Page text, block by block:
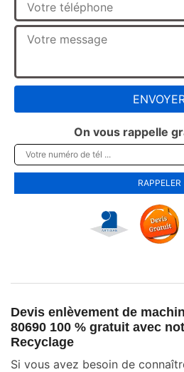
On vous rappelle
Devis enlèvement de
80690 100 % gratuit avec
Recyclage
Si vous avez besoin de